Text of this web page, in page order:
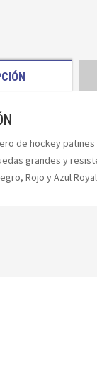
de hockey patines
grandes y
Rojo y Azul Royal